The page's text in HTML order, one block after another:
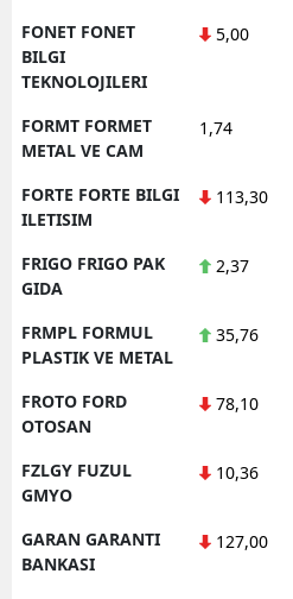
FONET FONET
BILGI
TEKNOLOJILERI
5,00
FORMT FORMET
METAL VE CAM
1,74
FORTE FORTE BILGI
ILETISIM
113,30
FRIGO FRIGO PAK
GIDA
2,37
FRMPL FORMUL
PLASTIK VE METAL
35,76
FROTO FORD
OTOSAN
78,10
FZLGY FUZUL
GMYO
10,36
GARAN GARANTI
BANKASI
127,00